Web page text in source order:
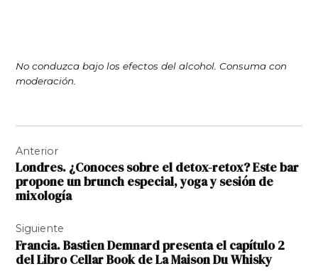
No conduzca bajo los efectos del alcohol. Consuma con
moderación.
de
entradas
Anterior
Londres. ¿Conoces sobre el detox-retox? Este bar
propone un brunch especial, yoga y sesión de
mixología
Siguiente
Francia. Bastien Demnard presenta el capítulo 2
del Libro Cellar Book de La Maison Du Whisky